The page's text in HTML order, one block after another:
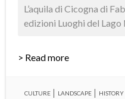
L’aquila di Cicogna di
edizioni Luoghi del Lago
> Read more
CULTURE LANDSCAPE HISTORY